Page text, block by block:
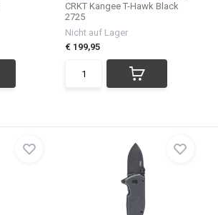
CRKT Kangee T-Hawk Black
2725
Nicht auf Lager
€ 199,95